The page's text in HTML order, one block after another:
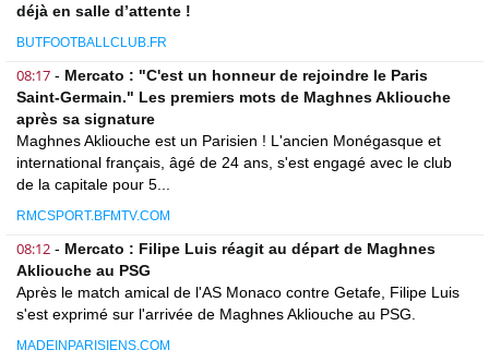
déjà en salle d’attente !
BUTFOOTBALLCLUB.FR
08:17 - Mercato : "C'est un honneur de rejoindre le Paris
Saint-Germain." Les premiers mots de Maghnes Akliouche
après sa signature
Maghnes Akliouche est un Parisien ! L'ancien Monégasque et
international français, âgé de 24 ans, s'est engagé avec le club
de la capitale pour 5...
RMCSPORT.BFMTV.COM
08:12 - Mercato : Filipe Luis réagit au départ de Maghnes
Akliouche au PSG
Après le match amical de l'AS Monaco contre Getafe, Filipe Luis
s'est exprimé sur l'arrivée de Maghnes Akliouche au PSG.
MADEINPARISIENS.COM